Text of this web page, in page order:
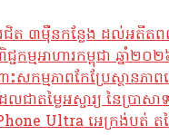
ជិត ៣ម៉ឺនកន្លែង ដល់អតីតព
មអាហារកម្ពុជា ឆ្នាំ២០២៦
ះសកម្មភាពកែប្រែស្ថាន
ជាតម្លៃអស្ចារ្យ នៃប្រាសា
Ultra អេក្រង់បត់ តម្